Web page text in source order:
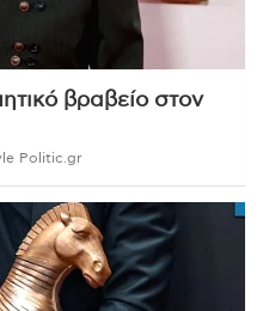
βραβείο στον
Politic.gr